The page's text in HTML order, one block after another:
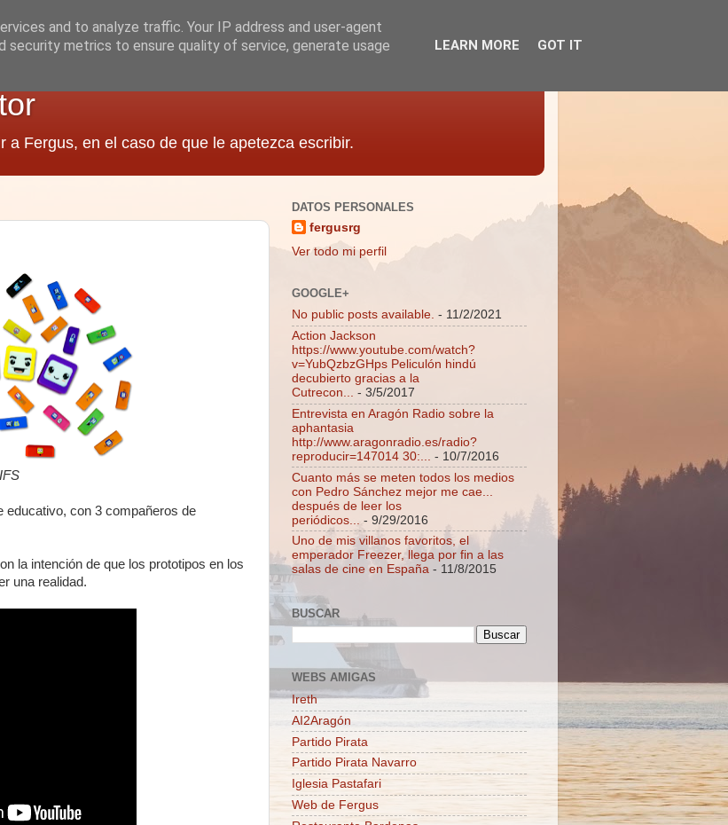
a Fergus, en el caso de que le apetezca escribir.
educativo, con 3 compañeros de
la intención de que los prototipos en los
una realidad.
DATOS PERSONALES
fergusrg
Ver todo mi perfil
GOOGLE+
No public posts available. - 11/2/2021
Action Jackson
https://www.youtube.com/watch?
v=YubQzbzGHps Peliculón hindú
decubierto gracias a la
Cutrecon... - 3/5/2017
Entrevista en Aragón Radio sobre la
aphantasia
http://www.aragonradio.es/radio?
reproducir=147014 30:...
- 10/7/2016
Cuanto más se meten todos los medios
con Pedro Sánchez mejor me cae...
después de leer los
periódicos...
- 9/29/2016
Uno de mis villanos favoritos, el
emperador Freezer, llega por fin a las
salas de cine en España - 11/8/2015
BUSCAR
WEBS AMIGAS
Ireth
AI2Aragón
Partido Pirata
Partido Pirata Navarro
Iglesia Pastafari
Web de Fergus
and to analyze traffic. Your IP address and user-agent
security metrics to ensure quality of service, generate usage
LEARN MORE GOT IT